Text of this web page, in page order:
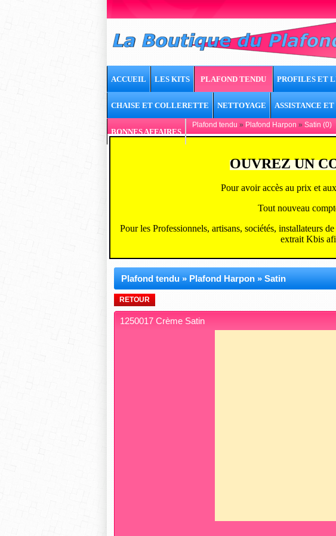
ACCUEIL LES KITS PLAFOND TENDU PROFILES ET
CHAISE ET COLLERETTE NETTOYAGE ASSISTANCE
BONNES AFFAIRES
Plafond tendu » Plafond Harpon » Satin (0)
OUVREZ UN
Pour avoir accès au prix et
Tout nouveau
Pour les Professionnels, artisans, sociétés, installateurs
extrait Kbis
Plafond tendu»Plafond Harpon»Satin
RETOUR
1250017 Crème Satin